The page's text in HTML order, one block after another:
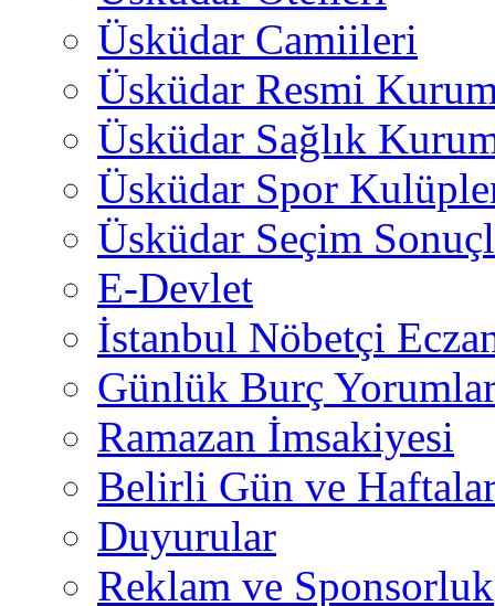
Üsküdar Camiileri
Üsküdar Resmi
Üsküdar Sağlık
Üsküdar Spor
Üsküdar Seçim
E-Devlet
İstanbul Nöbetçi
Günlük Burç
Ramazan İmsakiyesi
Belirli Gün ve
Duyurular
Reklam ve Sponsorluk